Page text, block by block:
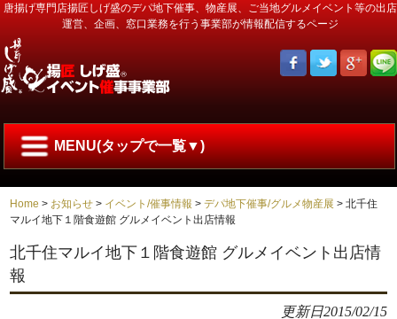
唐揚げ専門店揚匠しげ盛のデパ地下催事、物産展、ご当地グルメイベント等の出店
運営、企画、窓口業務を行う事業部が情報配信するページ
MENU(タップで一覧▼)
Home > お知らせ > イベント/催事情報 >デパ地下催事/グルメ物産展 >北千住
マルイ地下１階食遊館 グルメイベント出店情報
北千住マルイ地下１階食遊館 グルメイベント出店情
報
更新日2015/02/15